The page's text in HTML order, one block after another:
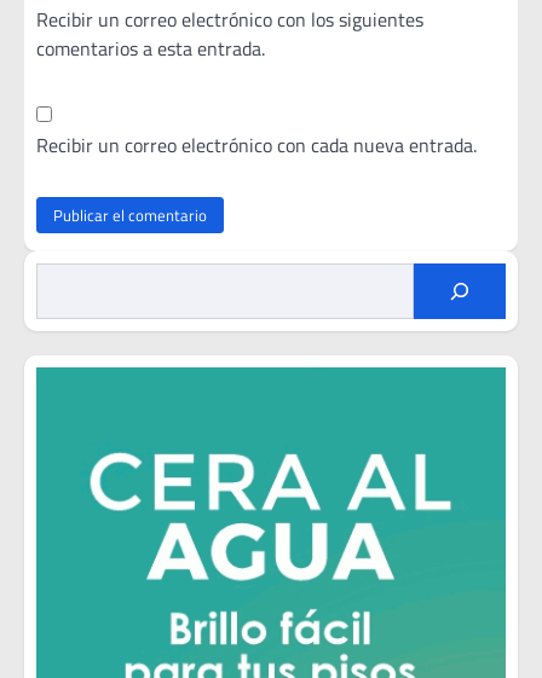
Recibir un correo electrónico con los siguientes
comentarios a esta entrada.
Recibir un correo electrónico con cada nueva entrada.